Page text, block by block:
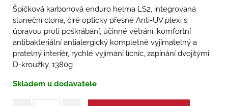
Špičková karbonová enduro helma LS2, integrovaná
sluneční clona, čiré opticky přesné Anti-UV plexi s
úpravou proti poškrábání, účinné větrání, komfortní
antibakteriální antialergický kompletně vyjímatelný a
pratelný interiér, rychlé vyjímání lícnic, zapínání dvojitými
D-kroužky, 1380g
Skladem u dodavatele